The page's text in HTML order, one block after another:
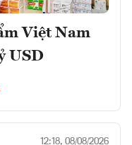
Việt Nam
USD
12:18, 08/08/2026